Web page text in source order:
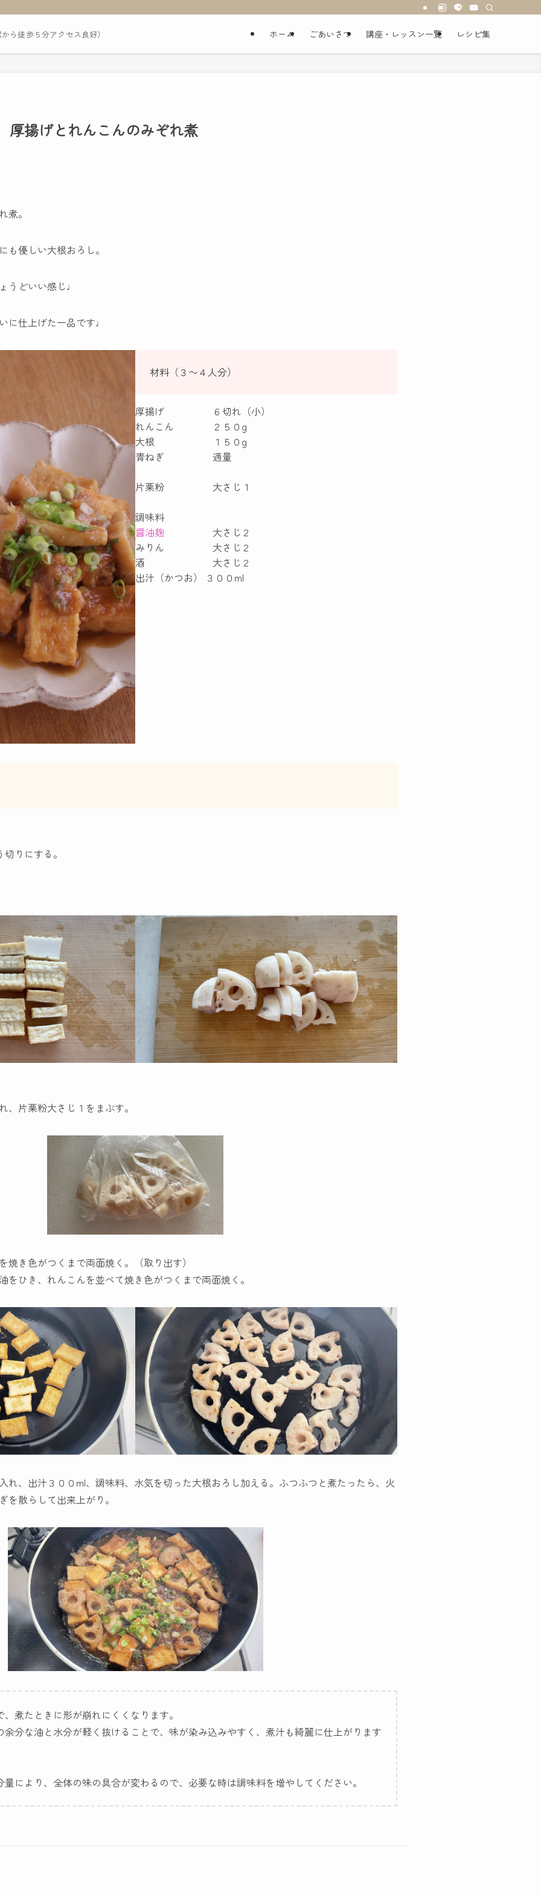
ら徒歩５分アクセス良好） ホーム ごあいさつ 講座・レッスン一覧 レシピ集
厚揚げとれんこんのみぞれ煮
煮。
も優しい大根おろし。
うどいい感じ♩
に仕上げた一品です♩
材料（３〜４人分）
厚揚げ ６切れ（小）
れんこん ２５０g
大根 １５０g
青ねぎ 適量
片栗粉 大さじ１
調味料
醤油麹 大さじ２
みりん 大さじ２
酒 大さじ２
出汁（かつお） ３００ml
りにする。
片栗粉大さじ１をまぶす。
き色がつくまで両面焼く。（取り出す）
をひき、れんこんを並べて焼き色がつくまで両面焼く。
、出汁３００ml、調味料、水気を切った大根おろし加える。ふつふつと煮たったら、火
を散らして出来上がり。
煮たときに形が崩れにくくなります。
分な油と水分が軽く抜けることで、味が染み込みやすく、煮汁も綺麗に仕上がります
により、全体の味の具合が変わるので、必要な時は調味料を増やしてください。